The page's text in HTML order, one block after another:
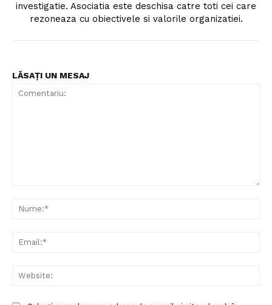
investigatie. Asociatia este deschisa catre toti cei care
rezoneaza cu obiectivele si valorile organizatiei.
LĂSAȚI UN MESAJ